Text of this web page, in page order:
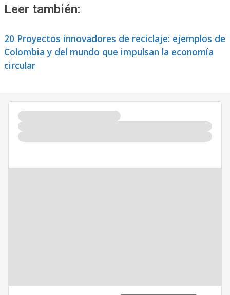
Leer también:
20 Proyectos innovadores de reciclaje: ejemplos de
Colombia y del mundo que impulsan la economía
circular